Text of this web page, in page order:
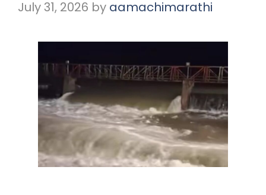
July 31, 2026 by aamachimarathi